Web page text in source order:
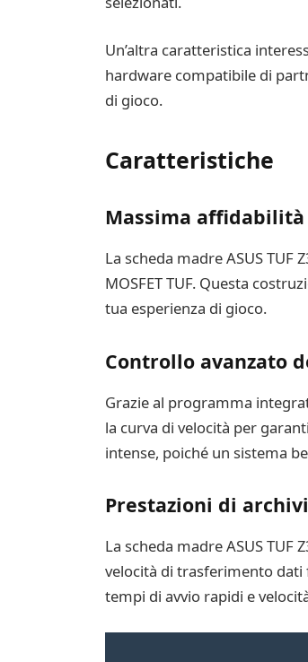
Un’altra caratteristica
hardware compatibile di
di gioco.
Caratteristiche
Massima
La scheda madre ASUS
MOSFET TUF. Questa
tua esperienza di gioco.
Controllo avanzato
Grazie al programma
la curva di velocità per
intense, poiché un sistema
Prestazioni di
La scheda madre ASUS TUF
velocità di trasferimento dati
tempi di avvio rapidi e